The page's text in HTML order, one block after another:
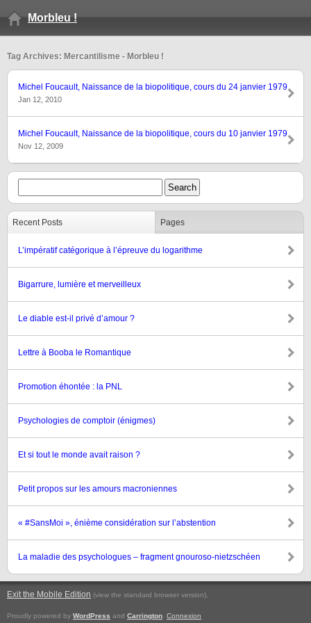
Morbleu !
Tag Archives: Mercantilisme - Morbleu !
Michel Foucault, Naissance de la biopolitique, cours du 24 janvier 1979
Jan 12, 2010
Michel Foucault, Naissance de la biopolitique, cours du 10 janvier 1979
Nov 12, 2009
Recent Posts Pages
L’impératif catégorique à l’épreuve du logarithme
Bigarrure, lumière et merveilleux
Le diable est-il privé d’amour ?
Lettre à Booba le Romantique
Promotion éhontée : la PNL
Psychologies de comptoir (énigmes)
Et si tout le monde avait raison ?
Petit propos sur les amours macroniennes
« #SansMoi », énième considération sur l’abstention
La maladie des psychologues – fragment gnouroso-nietzschéen
Exit the Mobile Edition (view the standard browser version).
Proudly powered by WordPress and Carrington Connexion